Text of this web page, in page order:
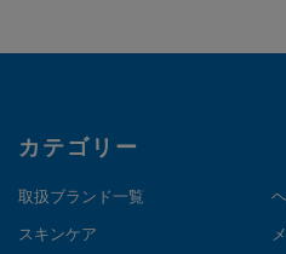
カテゴリー
取扱ブランド一覧
スキンケア